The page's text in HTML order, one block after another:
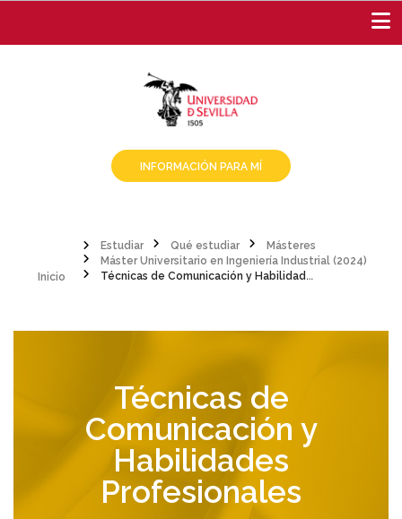
contenido
INFORMACIÓN PARA MÍ
Sobrescribir
de
la
navegación
Estudiar Qué estudiar
Másteres
Máster Universitario en Ingeniería Industrial (2024)
Técnicas de Comunicación y Habilidades Profesionales
Técnicas de
Comunicación y
Habilidades
Profesionales